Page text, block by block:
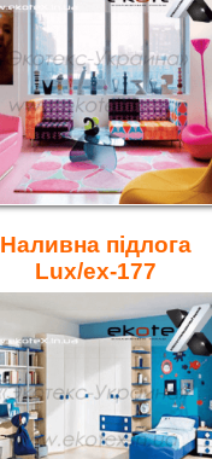
Наливна підлога
Lux/ex-177